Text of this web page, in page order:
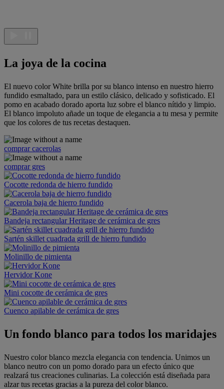
La joya de la cocina
El nuevo color White brilla por su blanco intenso en nuestro hierro
fundido esmaltado, para un estilo clásico, delicado y sofisticado. El
pomo en acabado dorado aporta luz sobre el blanco nítido y limpio.
El blanco impoluto añade un toque de elegancia a tu mesa y permite
que los colores de tus recetas destaquen.
comprar cacerolas
comprar gres
Cocotte redonda de hierro fundido
Cacerola baja de hierro fundido
Bandeja rectangular Heritage de cerámica de gres
Sartén skillet cuadrada grill de hierro fundido
Molinillo de pimienta
Hervidor Kone
Mini cocotte de cerámica de gres
Cuenco apilable de cerámica de gres
Un fondo blanco para todos los maridajes
Nuestro color blanco mezcla elegancia con tendencia. Unimos un
blanco neutro con un pomo dorado para un efecto único que
realzará tus creaciones culinarias. La colección está diseñada para
alzar tus recetas gracias a la pureza del color blanco.